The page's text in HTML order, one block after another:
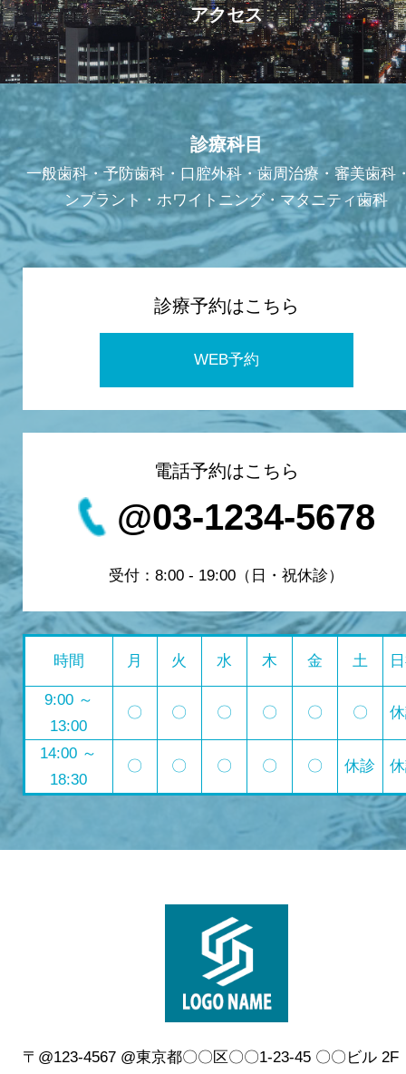
アクセス
診療科目
一般歯科・予防歯科・口腔外科・歯周治療・審美歯科
ンプラント・ホワイトニング・マタニティ歯科
診療予約はこちら
WEB予約
電話予約はこちら
@03-1234-5678
受付：8:00 - 19:00（日・祝休診）
時間 月 火 水 木 金 土
9:00 ～
13:00
〇 〇 〇 〇 〇 〇
14:00 ～
18:30
〇 〇 〇 〇 〇 休診
〒@123-4567 @東京都〇〇区〇〇1-23-45 〇〇ビル 2F